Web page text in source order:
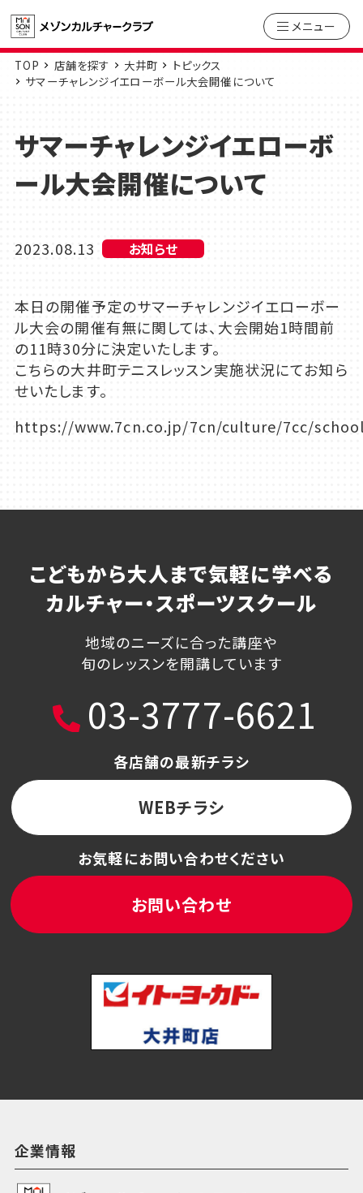
メニュー
TOP 店舗を探す 大井町
トピックス
サマーチャレンジイエローボール大会開催について
サマーチャレンジイエローボ
ール大会開催について
2023.08.13 お知らせ
本日の開催予定のサマーチャレンジイエローボー
ル大会の開催有無に関しては、大会開始1時間前
の11時30分に決定いたします。
こちらの大井町テニスレッスン実施状況にてお知ら
せいたします。
https://www.7cn.co.jp/7cn/culture/7cc/
こどもから大人まで気軽に学べる
カルチャー・スポーツスクール
地域のニーズに合った講座や
旬のレッスンを開講しています
03-3777-6621
各店舗の最新チラシ
WEBチラシ
お気軽にお問い合わせください
お問い合わせ
企業情報